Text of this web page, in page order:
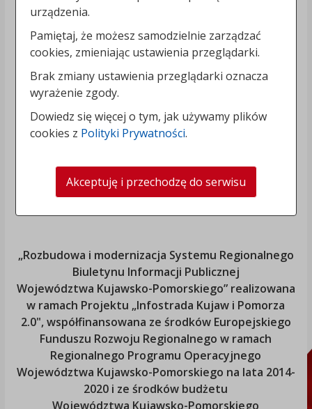
„Rozbudowa i modernizacja Systemu Regionalnego
Biuletynu Informacji Publicznej
Województwa Kujawsko-Pomorskiego” realizowana
w ramach Projektu „Infostrada Kujaw i Pomorza
2.0", współfinansowana ze środków Europejskiego
Funduszu Rozwoju Regionalnego w ramach
Regionalnego Programu Operacyjnego
Województwa Kujawsko-Pomorskiego na lata 2014-
2020 i ze środków budżetu
Województwa Kujawsko-Pomorskiego
urządzenia.
Pamiętaj, że możesz samodzielnie zarządzać
cookies, zmieniając ustawienia przeglądarki.
Brak zmiany ustawienia przeglądarki oznacza
wyrażenie zgody.
Dowiedz się więcej o tym, jak używamy plików
cookies z Polityki Prywatności.
Akceptuję i przechodzę do serwisu